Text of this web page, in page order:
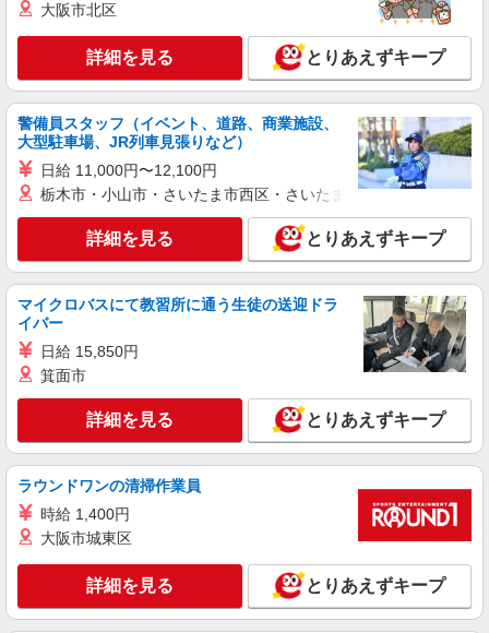
30,000円 ・役職手当：10,000〜70,000円 ・処遇改
善手当：20,000〜60,000円（勤続年数、保有資格
により変動） ・固定残業手当：20,000円（10時
間） ※固定残業時間を超過する場合には超過勤務
手当として別途支給 下記資格をお持ちの方歓迎 ・
認知症介護基礎研修 ・初任者研修 ・実務者研修
・介護福祉士 など
キープ 詳細を見る
アルバイト 紹介予定派遣
日研トータルソーシング株式会社 メディカルケア事業部/横浜オフィ
未経験・無資格OKの介護スタッフ
り） ※給与幅は経験・能力による
神奈川県横浜市南区 【最寄駅】弘明寺駅 ★勤
務地は3000ヶ所以上★ 自宅から通いやすいエリア
など、お好きな勤務地をお選び下さい！！
詳細を見る
派遣社員
（株）ウィルオブ・ワークCW 横浜支店/ms140101
夜勤専従
時給1900円 ◆前払い・日払い・週払いOK
神奈川県横浜市南区
キープ 詳細を見る
株式会社kotrio /●YK-H-1901624
阪東橋駅＠有料老人ホーム◎上質な支援、納得
大阪市北区
詳細を見る とりあえずキープ
警備員スタッフ（イベント、道路、商業施設、
大型駐車場、JR列車見張りなど）
日給 11,000円〜12,100円
栃木市・小山市・さいたま市西区・さいたま市岩槻区・久喜市・
詳細を見る とりあえずキープ
マイクロバスにて教習所に通う生徒の送迎ドラ
イバー
日給 15,850円
箕面市
詳細を見る とりあえずキープ
ラウンドワンの清掃作業員
時給 1,400円
大阪市城東区
詳細を見る とりあえずキープ